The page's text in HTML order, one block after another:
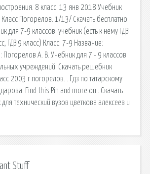
8 класс. 13 янв 2018 Учебник
Класс Погорелов. 1/13/ Скачать бесплатно
для 7-9 классов. учебник (есть к нему ГДЗ
ГДЗ 9 класс) Класс: 7-9 Название:
Погорелов А. В. Учебник для 7 - 9 классов
учреждений. Скачать решебник
2003 г погорелов. . Гдз по татарскому
Find this Pin and more on . Скачать
технический вузов цветкова алексеев и
Stuff